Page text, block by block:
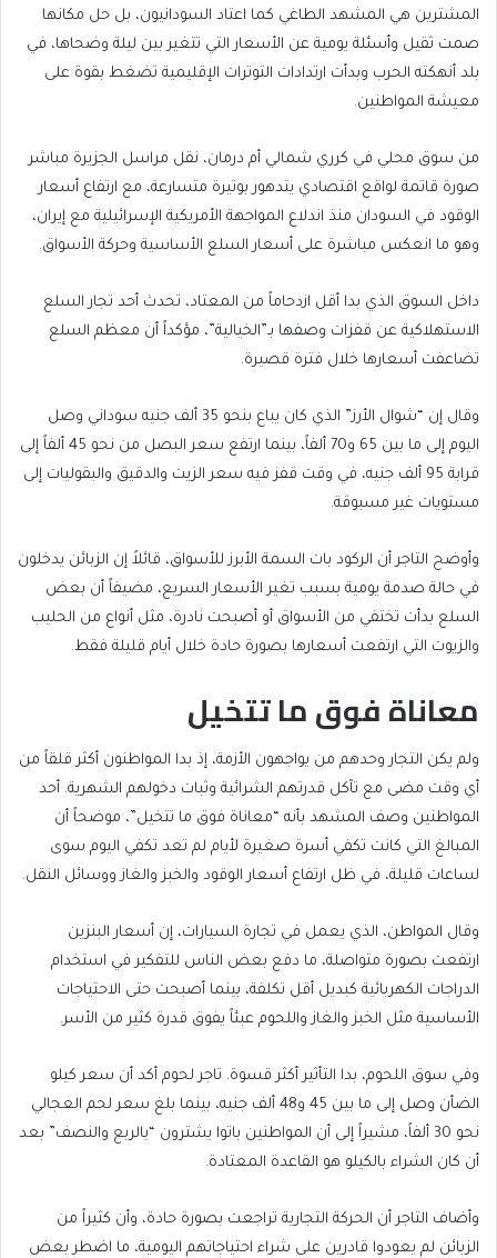
10/5/2026
المشترين هي المشهد الطاغي كما اعتاد السودانيون، بل حل مكانها
صمت ثقيل وأسئلة يومية عن الأسعار التي تتغير بين ليلة وضحاها، في
بلد أنهكته الحرب وبدأت ارتدادات التوترات الإقليمية تضغط بقوة على
معيشة المواطنين.
من سوق محلي في كرري شمالي أم درمان، نقل مراسل الجزيرة مباشر
صورة قاتمة لواقع اقتصادي يتدهور بوتيرة متسارعة، مع ارتفاع أسعار
الوقود في السودان منذ اندلاع المواجهة الأمريكية الإسرائيلية مع إيران،
وهو ما انعكس مباشرة على أسعار السلع الأساسية وحركة الأسواق.
داخل السوق الذي بدا أقل ازدحاماً من المعتاد، تحدث أحد تجار السلع
الاستهلاكية عن قفزات وصفها بـ”الخيالية”، مؤكداً أن معظم السلع
تضاعفت أسعارها خلال فترة قصيرة.
وقال إن “شوال الأرز” الذي كان يباع بنحو 35 ألف جنيه سوداني وصل
اليوم إلى ما بين 65 و70 ألفاً، بينما ارتفع سعر البصل من نحو 45 ألفاً إلى
قرابة 95 ألف جنيه، في وقت قفز فيه سعر الزيت والدقيق والبقوليات إلى
مستويات غير مسبوقة.
وأوضح التاجر أن الركود بات السمة الأبرز للأسواق، قائلاً إن الزبائن يدخلون
في حالة صدمة يومية بسبب تغير الأسعار السريع، مضيفاً أن بعض
السلع بدأت تختفي من الأسواق أو أصبحت نادرة، مثل أنواع من الحليب
والزيوت التي ارتفعت أسعارها بصورة حادة خلال أيام قليلة فقط.
معاناة فوق ما تتخيل
ولم يكن التجار وحدهم من يواجهون الأزمة، إذ بدا المواطنون أكثر قلقاً من
أي وقت مضى مع تآكل قدرتهم الشرائية وثبات دخولهم الشهرية. أحد
المواطنين وصف المشهد بأنه “معاناة فوق ما تتخيل”، موضحاً أن
المبالغ التي كانت تكفي أسرة صغيرة لأيام لم تعد تكفي اليوم سوى
لساعات قليلة، في ظل ارتفاع أسعار الوقود والخبز والغاز ووسائل النقل.
وقال المواطن، الذي يعمل في تجارة السيارات، إن أسعار البنزين
ارتفعت بصورة متواصلة، ما دفع بعض الناس للتفكير في استخدام
الدراجات الكهربائية كبديل أقل تكلفة، بينما أصبحت حتى الاحتياجات
الأساسية مثل الخبز والغاز واللحوم عبئاً يفوق قدرة كثير من الأسر.
وفي سوق اللحوم، بدا التأثير أكثر قسوة. تاجر لحوم أكد أن سعر كيلو
الضأن وصل إلى ما بين 45 و48 ألف جنيه، بينما بلغ سعر لحم العجالي
نحو 30 ألفاً، مشيراً إلى أن المواطنين باتوا يشترون “بالربع والنصف” بعد
أن كان الشراء بالكيلو هو القاعدة المعتادة.
وأضاف التاجر أن الحركة التجارية تراجعت بصورة حادة، وأن كثيراً من
الزبائن لم يعودوا قادرين على شراء احتياجاتهم اليومية، ما اضطر بعض